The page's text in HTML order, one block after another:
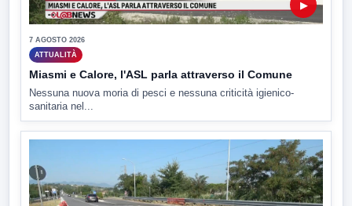
▶
7 AGOSTO 2026
ATTUALITÀ
Miasmi e Calore, l'ASL parla attraverso il Comune
Nessuna nuova moria di pesci e nessuna criticità igienico-
sanitaria nel...